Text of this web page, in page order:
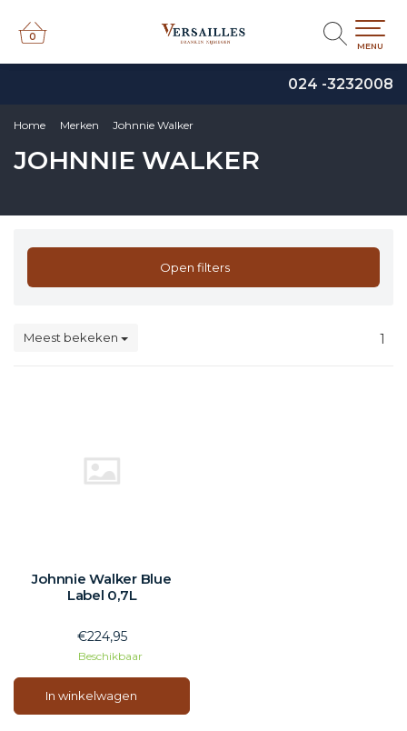
024 -3232008
0
0
MENU
Home Merken Johnnie Walker
JOHNNIE WALKER
Open filters
Meest bekeken 1
Johnnie Walker Blue
Label 0,7L
€224,95
Beschikbaar
In winkelwagen